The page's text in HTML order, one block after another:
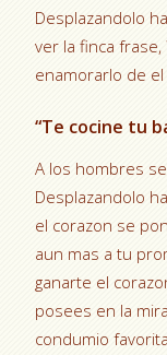
Desplazandolo
ver la finca
enamorarlo de
“Te cocine tu
A los hombres
Desplazandolo
el corazon se
aun mas a tu
ganarte el
posees en la
condumio